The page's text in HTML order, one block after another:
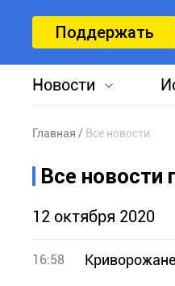
Поддержать
Новости
Главная Все новости
Все новости
12 октября 2020
16:58